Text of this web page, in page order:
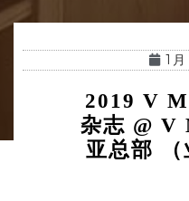
1
2019 V
杂志 @ V
亚总部 （